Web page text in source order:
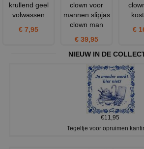
krullend geel
volwassen
€ 7,95
clown voor
mannen slipjas
clown man
€ 39,95
€
NIEUW IN DE
€11,95
Tegeltje voor opruimen